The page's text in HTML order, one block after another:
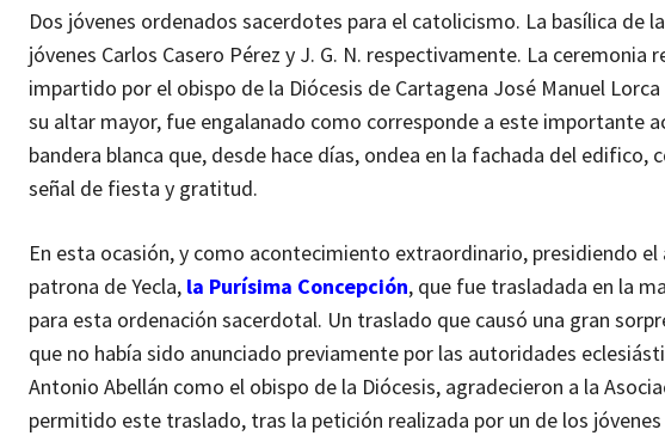
Dos jóvenes ordenados sacerdotes para el catolicismo. La basílica de
jóvenes Carlos Casero Pérez y J. G. N. respectivamente. La
impartido por el obispo de la Diócesis de Cartagena José Manuel
su altar mayor, fue engalanado como corresponde a este importante
bandera blanca que, desde hace días, ondea en la fachada del
señal de fiesta y gratitud.
En esta ocasión, y como acontecimiento extraordinario, presidiendo
patrona de Yecla, la Purísima Concepción, que fue trasladada en la
para esta ordenación sacerdotal. Un traslado que causó una gran
que no había sido anunciado previamente por las autoridades
Antonio Abellán como el obispo de la Diócesis, agradecieron a la
permitido este traslado, tras la petición realizada por un de los